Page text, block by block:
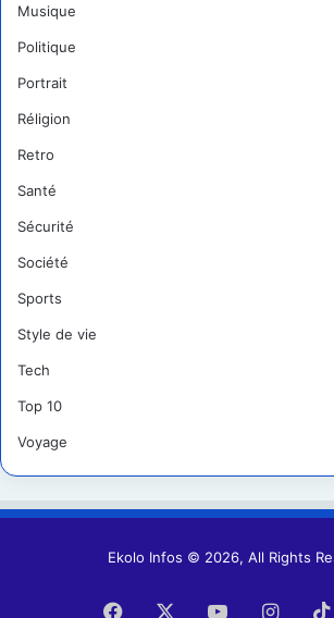
Musique
Politique
Portrait
Réligion
Retro
Santé
Sécurité
Société
Sports
Style de vie
Tech
Top 10
Voyage
Ekolo Infos © 2026, All Rights
Facebook YouTube